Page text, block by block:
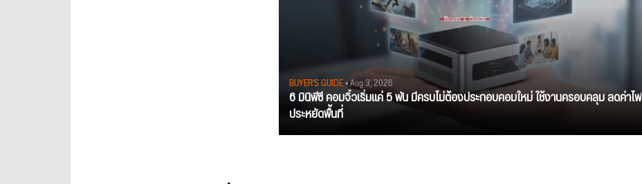
BUYER'S GUIDE• Aug 3, 2026
6 มินิพีซี คอมจิ๋วเริ่มแค่ 5 พัน มีครบไม่ต้องประกอบคอมใหม่ ใช้งานครอบคลุม ลดค่าไฟ
ประหยัดพื้นที่